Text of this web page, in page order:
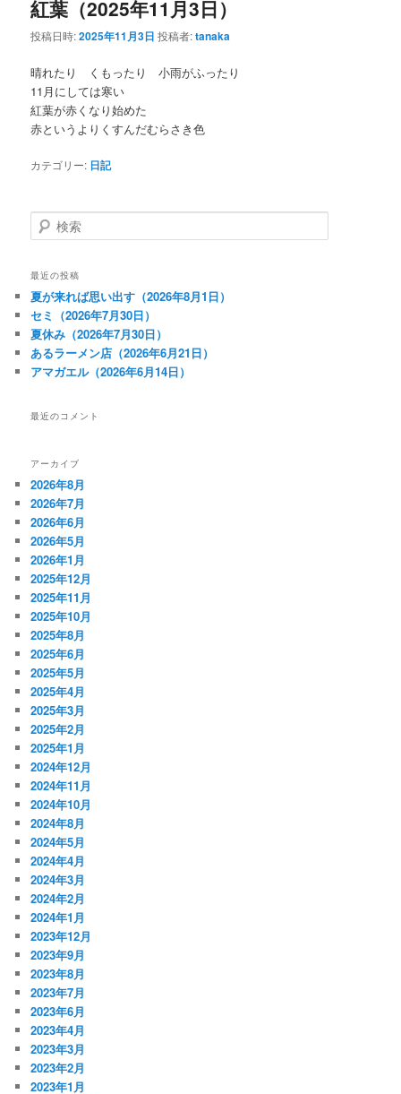
紅葉（2025年11月3日）
投稿日時:2025年11月3日 投稿者:tanaka
晴れたり くもったり 小雨がふったり
11月にしては寒い
紅葉が赤くなり始めた
赤というよりくすんだむらさき色
カテゴリー: 日記
検
索
最近の投稿
夏が来れば思い出す（2026年8月1日）
セミ（2026年7月30日）
夏休み（2026年7月30日）
あるラーメン店（2026年6月21日）
アマガエル（2026年6月14日）
最近のコメント
アーカイブ
2026年8月
2026年7月
2026年6月
2026年5月
2026年1月
2025年12月
2025年11月
2025年10月
2025年8月
2025年6月
2025年5月
2025年4月
2025年3月
2025年2月
2025年1月
2024年12月
2024年11月
2024年10月
2024年8月
2024年5月
2024年4月
2024年3月
2024年2月
2024年1月
2023年12月
2023年9月
2023年8月
2023年7月
2023年6月
2023年4月
2023年3月
2023年2月
2023年1月